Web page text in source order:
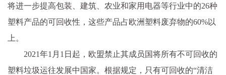
将进一步提高包装、建筑、农业和家用电器等行业中的26种
塑料产品的可回收性，这些产品占欧洲塑料废弃物的60%以
上。
2021年1月1日起，欧盟禁止其成员国将所有不可回收的
塑料垃圾运往发展中国家。根据规定，只有可回收的“清洁